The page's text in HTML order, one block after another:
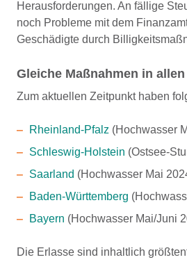
Herausforderungen. An fällige
noch Probleme mit dem
Geschädigte durch
Gleiche Maßnahmen in
Zum aktuellen Zeitpunkt haben
Rheinland-Pfalz (Hochwasser
Schleswig-Holstein (Ostsee-
Saarland (Hochwasser Mai
Baden-Württemberg
Bayern (Hochwasser Mai/Juni
Die Erlasse sind inhaltlich